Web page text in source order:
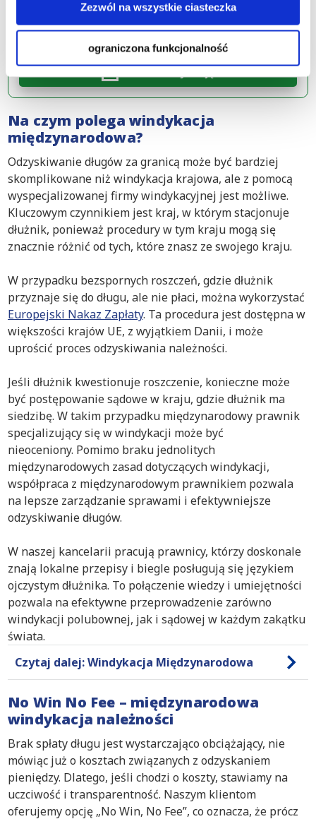
Zezwól na wszystkie ciasteczka
ograniczona funkcjonalność
Zgłoś swoją sprawę przed 16:00, a zaczniemy
działać już dzisiaj!
Na czym polega windykacja
międzynarodowa?
Odzyskiwanie długów za granicą może być bardziej
skomplikowane niż windykacja krajowa, ale z pomocą
wyspecjalizowanej firmy windykacyjnej jest możliwe.
Kluczowym czynnikiem jest kraj, w którym stacjonuje
dłużnik, ponieważ procedury w tym kraju mogą się
znacznie różnić od tych, które znasz ze swojego kraju.
W przypadku bezspornych roszczeń, gdzie dłużnik
przyznaje się do długu, ale nie płaci, można wykorzystać
Europejski Nakaz Zapłaty. Ta procedura jest dostępna w
większości krajów UE, z wyjątkiem Danii, i może
uprościć proces odzyskiwania należności.
Jeśli dłużnik kwestionuje roszczenie, konieczne może
być postępowanie sądowe w kraju, gdzie dłużnik ma
siedzibę. W takim przypadku międzynarodowy prawnik
specjalizujący się w windykacji może być
nieoceniony. Pomimo braku jednolitych
międzynarodowych zasad dotyczących windykacji,
współpraca z międzynarodowym prawnikiem pozwala
na lepsze zarządzanie sprawami i efektywniejsze
odzyskiwanie długów.
W naszej kancelarii pracują prawnicy, którzy doskonale
znają lokalne przepisy i biegle posługują się językiem
ojczystym dłużnika. To połączenie wiedzy i umiejętności
pozwala na efektywne przeprowadzenie zarówno
windykacji polubownej, jak i sądowej w każdym zakątku
świata.
Czytaj dalej: Windykacja Międzynarodowa
No Win No Fee – międzynarodowa
windykacja należności
Brak spłaty długu jest wystarczająco obciążający, nie
mówiąc już o kosztach związanych z odzyskaniem
pieniędzy. Dlatego, jeśli chodzi o koszty, stawiamy na
uczciwość i transparentność. Naszym klientom
oferujemy opcję „No Win, No Fee”, co oznacza, że prócz